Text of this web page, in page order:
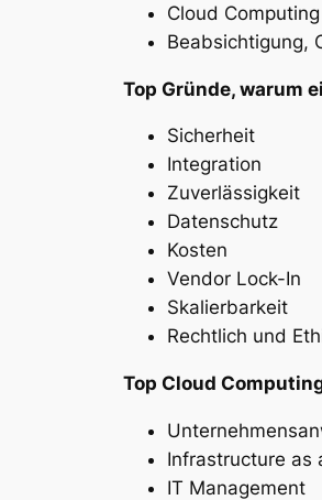
Cloud
Beabsichtigung,
Top Gründe, warum
Sicherheit
Integration
Zuverlässigkeit
Datenschutz
Kosten
Vendor Lock-In
Skalierbarkeit
Rechtlich und
Top Cloud
Infrastructure as
IT Management